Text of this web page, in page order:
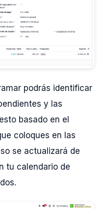
podrás identificar
y las
basado en el
coloques en las
se actualizará de
tu calendario de